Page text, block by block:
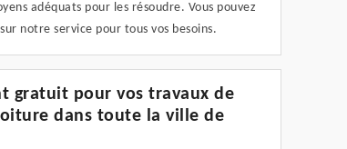
adéquats pour les résoudre. Vous pouvez
notre service pour tous vos besoins.
gratuit pour vos travaux de
dans toute la ville de